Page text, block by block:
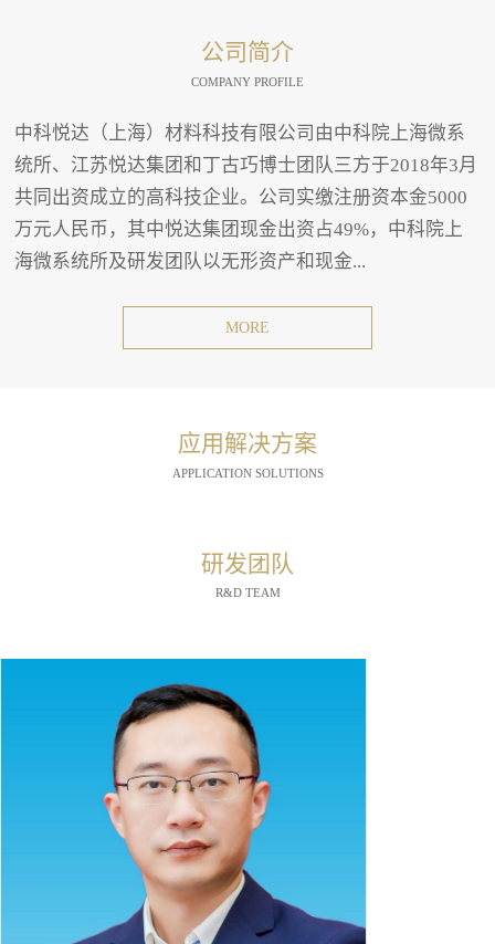
公司简介
COMPANY PROFILE
中科悦达（上海）材料科技有限公司由中科院上海微系
统所、江苏悦达集团和丁古巧博士团队三方于2018年3月
共同出资成立的高科技企业。公司实缴注册资本金5000
万元人民币，其中悦达集团现金出资占49%，中科院上
海微系统所及研发团队以无形资产和现金...
MORE
应用解决方案
APPLICATION SOLUTIONS
研发团队
R&D TEAM